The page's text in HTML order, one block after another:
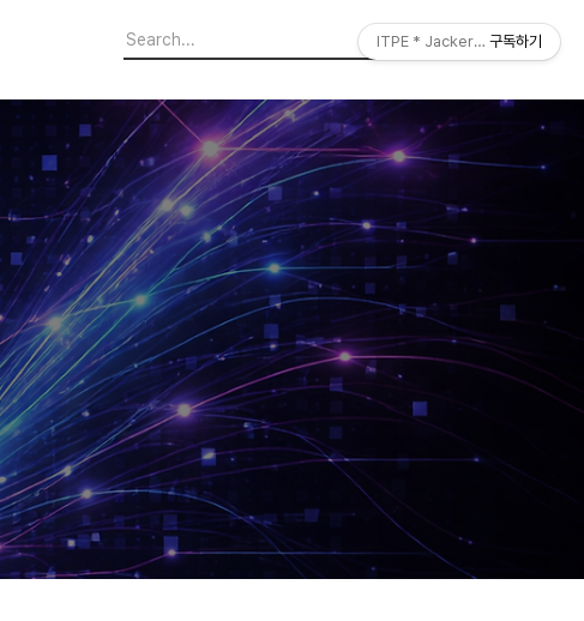
ITPE * JackerLab구독하기